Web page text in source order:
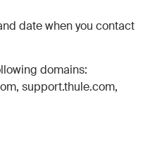
date when you contact
domains:
support.thule.com,